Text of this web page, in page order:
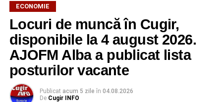
ECONOMIE
Locuri de muncă în Cugir,
disponibile la 4 august 2026.
AJOFM Alba a publicat lista
posturilor vacante
Publicat acum 5 zile în 04.08.2026
De Cugir INFO